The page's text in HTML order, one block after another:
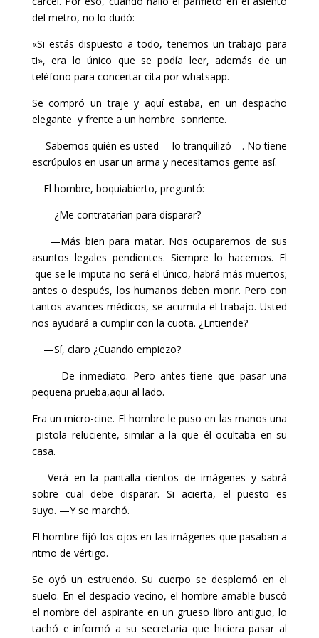
del metro, no lo dudó:
«Si estás dispuesto a todo, tenemos un trabajo para
ti», era lo único que se podía leer, además de un
teléfono para concertar cita por whatsapp.
Se compró un traje y aquí estaba, en un despacho
elegante y frente a un hombre sonriente.
—Sabemos quién es usted —lo tranquilizó—. No tiene
escrúpulos en usar un arma y necesitamos gente así.
El hombre, boquiabierto, preguntó:
—¿Me contratarían para disparar?
—Más bien para matar. Nos ocuparemos de sus
asuntos legales pendientes. Siempre lo hacemos. El
que se le imputa no será el único, habrá más muertos;
antes o después, los humanos deben morir. Pero con
tantos avances médicos, se acumula el trabajo. Usted
nos ayudará a cumplir con la cuota. ¿Entiende?
—Sí, claro ¿Cuando empiezo?
—De inmediato. Pero antes tiene que pasar una
pequeña prueba,aqui al lado.
Era un micro-cine. El hombre le puso en las manos una
pistola reluciente, similar a la que él ocultaba en su
casa.
—Verá en la pantalla cientos de imágenes y sabrá
sobre cual debe disparar. Si acierta, el puesto es
suyo. —Y se marchó.
El hombre fijó los ojos en las imágenes que pasaban a
ritmo de vértigo.
Se oyó un estruendo. Su cuerpo se desplomó en el
suelo. En el despacio vecino, el hombre amable buscó
el nombre del aspirante en un grueso libro antiguo, lo
tachó e informó a su secretaria que hiciera pasar al